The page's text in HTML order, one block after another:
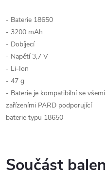
- Baterie 18650
- 3200 mAh
- Dobíjecí
- Napětí 3,7 V
- Li-Ion
- 47 g
- Baterie je kompatibilní se všemi
zařízeními PARD podporující
baterie typu 18650
Součást